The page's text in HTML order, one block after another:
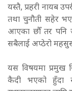
यस्तै, प्रहरी नायब
तथा चुनौती सहेर भए
आएका छौँ तर पनि
सबैलाई अप्ठेरो
यस विषयमा प्रमुख
कैदी भएको हुँदा